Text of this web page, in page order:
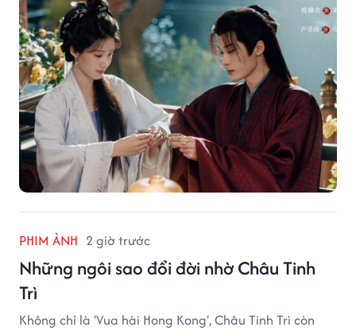
PHIM ẢNH 2 giờ trước
Những ngôi sao đổi đời nhờ Châu Tinh
Trì
Không chỉ là 'Vua hài Hong Kong', Châu Tinh Trì còn